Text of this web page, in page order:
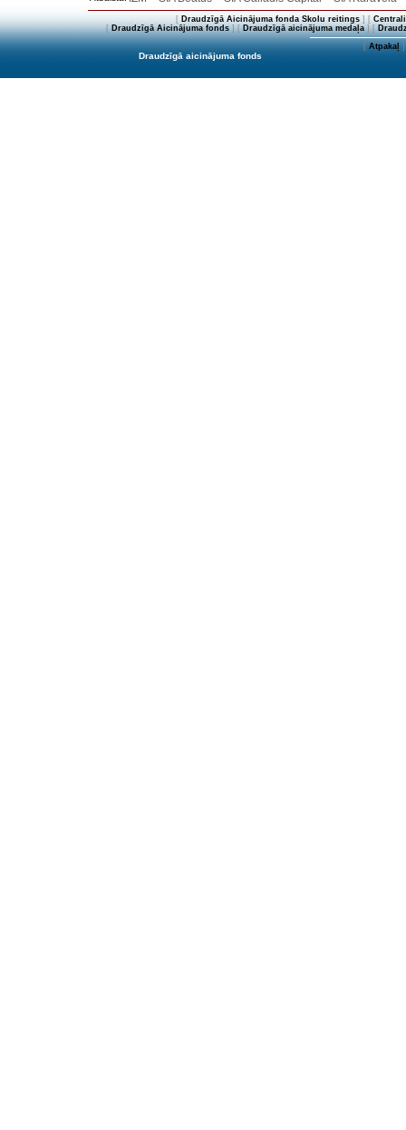
[ Draudzīgā Aicinājuma fonda Skolu reitings] [
[Draudzīgā Aicinājuma fonds] [Draudzīgā aicinājuma medaļa] [
[Atpakaļ]
Draudzīgā aicinājuma fonds